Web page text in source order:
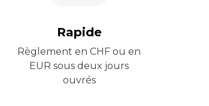
Rapide
Règlement en CHF ou en
EUR sous deux jours
ouvrés